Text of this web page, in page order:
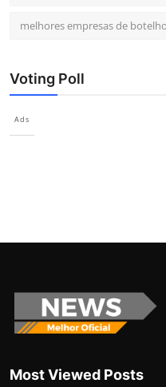
melhores empresas de
Voting Poll
Ads
Most Viewed Posts